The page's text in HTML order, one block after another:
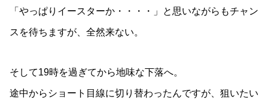
「やっぱりイースターか・・・・」と思いながらもチャン
スを待ちますが、全然来ない。
そして19時を過ぎてから地味な下落へ。
途中からショート目線に切り替わったんですが、狙いたい